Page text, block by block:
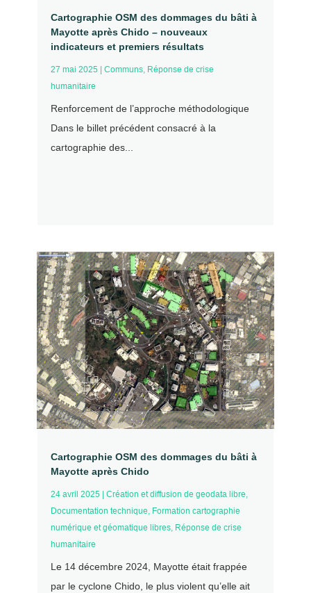
Cartographie OSM des dommages du bâti à
Mayotte après Chido – nouveaux
indicateurs et premiers résultats
27 mai 2025 Communs, Réponse de crise
humanitaire
Renforcement de l’approche méthodologique
Dans le billet précédent consacré à la
cartographie des...
Cartographie OSM des dommages du bâti à
Mayotte après Chido
24 avril 2025 Création et diffusion de geodata libre,
Documentation technique, Formation cartographie
numérique et géomatique libres, Réponse de crise
humanitaire
Le 14 décembre 2024, Mayotte était frappée
par le cyclone Chido, le plus violent qu’elle ait